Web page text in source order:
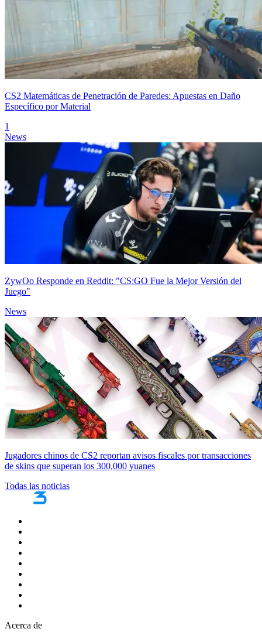
CS2 Matemáticas de Penetración de Paredes: Apuestas en Daño
Específico por Material
1
News
ZywOo Responde en Reddit: "CS:GO Fue la Mejor Versión del
Juego"
News
Jugadores chinos de CS2 reportan avisos fiscales por transacciones
de skins que superan los 300,000 yuanes
Todas las noticias
Acerca de